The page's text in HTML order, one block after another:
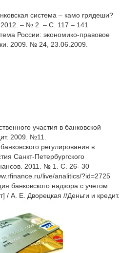
система – камо грядеши?
– № 2. – С. 117 – 141
России: экономико-правовое
2009. № 24, 23.06.2009.
участия в банковской
2009. №11.
регулирования в
Санкт-Петербургского
2011. № 1. С. 26- 30
live/analitics/?id=2725
банковского надзора с учетом
/ А. Е. Дворецкая //Деньги и кредит.